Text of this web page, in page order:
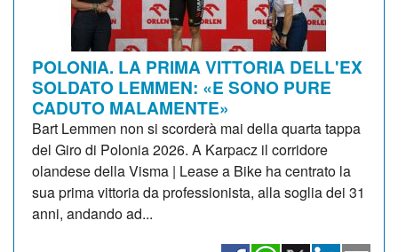
POLONIA. LA PRIMA VITTORIA DELL'EX
SOLDATO LEMMEN: «E SONO PURE
CADUTO MALAMENTE»
Bart Lemmen non si scorderà mai della quarta tappa
del Giro di Polonia 2026. A Karpacz il corridore
olandese della Visma | Lease a Bike ha centrato la
sua prima vittoria da professionista, alla soglia dei 31
anni, andando ad...